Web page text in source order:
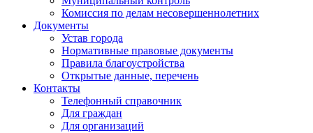
Комиссия по делам несовершеннолетних
Документы
Устав города
Нормативные правовые документы
Правила благоустройства
Открытые данные, перечень
Контакты
Телефонный справочник
Для граждан
Для организаций